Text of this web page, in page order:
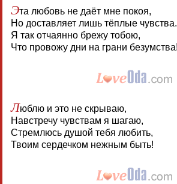
Эта любовь не даёт мне покоя,
Но доставляет лишь тёплые чувства.
Я так отчаянно брежу тобою,
Что провожу дни на грани безумства!
Люблю и это не скрываю,
Навстречу чувствам я шагаю,
Стремлюсь душой тебя любить,
Твоим сердечком нежным быть!